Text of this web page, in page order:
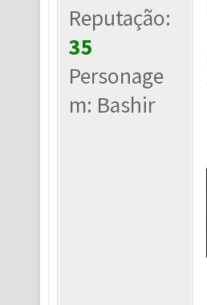
Reputação:
35
Personage
m: Bashir